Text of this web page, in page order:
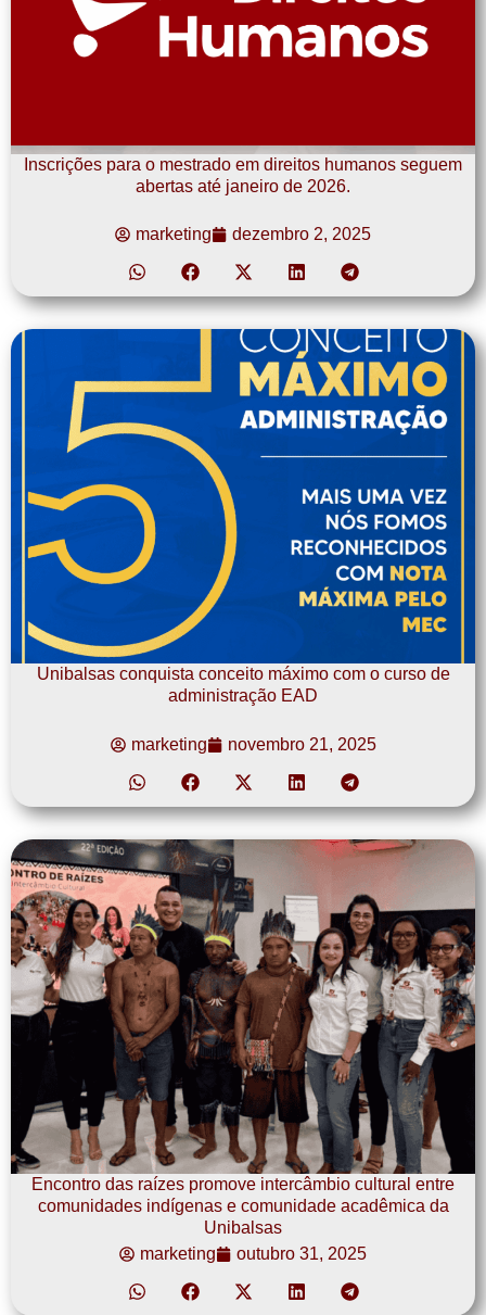
Inscrições para o mestrado em direitos humanos seguem
abertas até janeiro de 2026.
marketing dezembro 2, 2025
Unibalsas conquista conceito máximo com o curso de
administração EAD
marketing novembro 21, 2025
Encontro das raízes promove intercâmbio cultural entre
comunidades indígenas e comunidade acadêmica da
Unibalsas
marketing
outubro 31, 2025